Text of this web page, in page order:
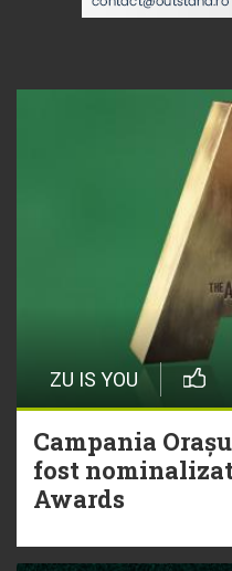
ZU IS YOU
Campania
fost
Awards